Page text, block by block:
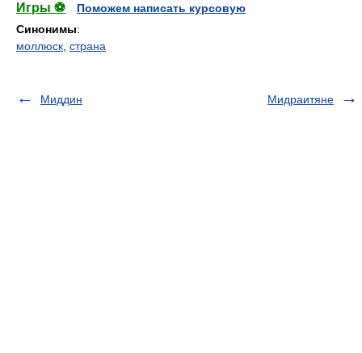
Игры ⚽
Поможем написать курсовую
Синонимы:
моллюск страна
Миддин Мидраитяне